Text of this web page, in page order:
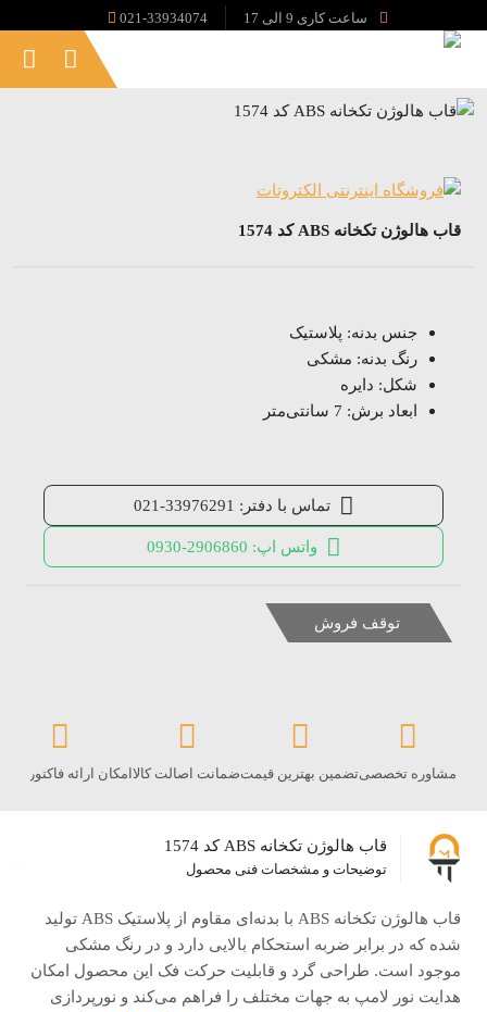
ساعت کاری 9 الی 17 021-33934074
قاب هالوژن تکخانه ABS کد 1574
جنس بدنه: پلاستیک
رنگ بدنه: مشکی
شکل: دایره
ابعاد برش: 7 سانتی‌متر
تماس با دفتر: 33976291-021
واتس اپ: 2906860-0930
توقف فروش
مشاوره تخصصیتضمین بهترین قیمتضمانت اصالت کالا امکان ارائه فاکتور
قاب هالوژن تکخانه ABS کد 1574
توضیحات و مشخصات فنی محصول
قاب هالوژن تکخانه ABS با بدنه‌ای مقاوم از پلاستیک ABS تولید
شده که در برابر ضربه استحکام بالایی دارد و در رنگ مشکی
موجود است. طراحی گرد و قابلیت حرکت فک این محصول امکان
هدایت نور لامپ به جهات مختلف را فراهم می‌کند و نورپردازی